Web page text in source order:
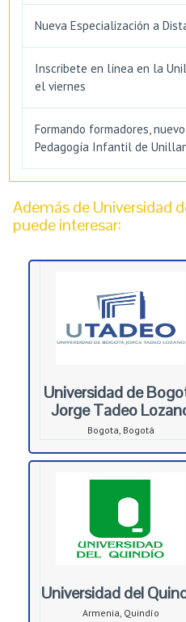
Nueva Especialización a
Inscribete en línea en la
el viernes
Formando formadores,
Pedagogía Infantil de
Además de Universidad
puede interesar:
Universidad de
Jorge Tadeo
Bogota, Bogotá
Universidad del
Armenia, Quindío